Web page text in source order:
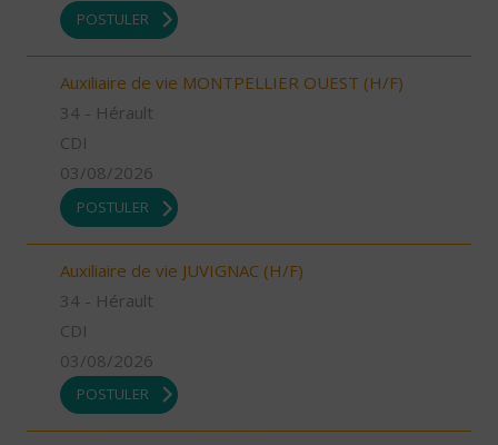
POSTULER
Auxiliaire de vie MONTPELLIER OUEST (H/F)
34 - Hérault
CDI
03/08/2026
POSTULER
Auxiliaire de vie JUVIGNAC (H/F)
34 - Hérault
CDI
03/08/2026
POSTULER